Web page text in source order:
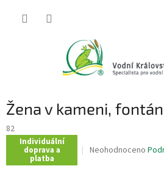
Žena v kameni,
82
Individuální
doprava a
platba
Průměrné
Neohodnoceno